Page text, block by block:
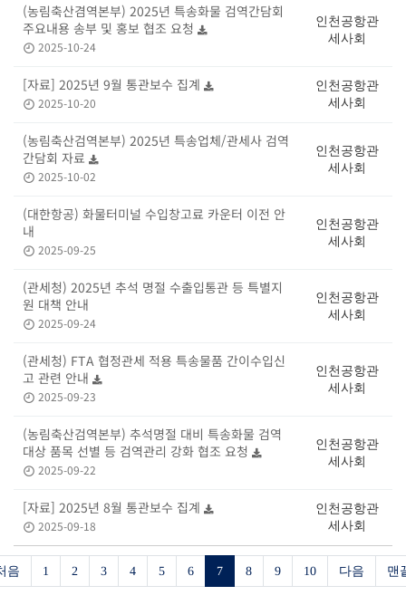
(농림축산겸역본부) 2025년 특송화물 검역간담회
주요내용 송부 및 홍보 협조 요청
2025-10-24
인천공항관
세사회
[자료] 2025년 9월 통관보수 집계
2025-10-20
인천공항관
세사회
(농림축산검역본부) 2025년 특송업체/관세사 검역
간담회 자료
2025-10-02
인천공항관
세사회
(대한항공) 화물터미널 수입창고료 카운터 이전 안
내
2025-09-25
인천공항관
세사회
(관세청) 2025년 추석 명절 수출입통관 등 특별지
원 대책 안내
2025-09-24
인천공항관
세사회
(관세청) FTA 협정관세 적용 특송물품 간이수입신
고 관련 안내
2025-09-23
인천공항관
세사회
(농림축산검역본부) 추석명절 대비 특송화물 검역
대상 품목 선별 등 검역관리 강화 협조 요청
2025-09-22
인천공항관
세사회
[자료] 2025년 8월 통관보수 집계
2025-09-18
인천공항관
세사회
음 1 2 3 4 5 6 7 8 9 10 다음 맨